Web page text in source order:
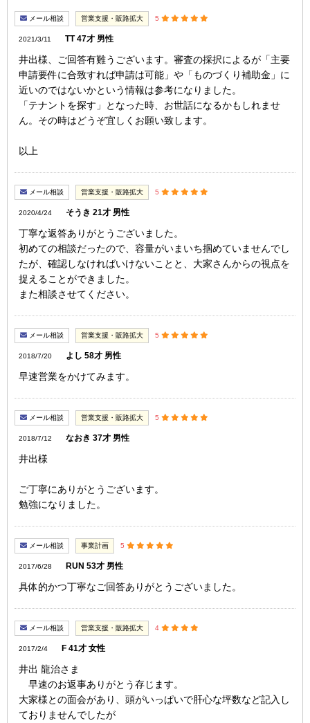
メール相談 営業支援・販路拡大 5
2021/3/11 TT 47才 男性
井出様、ご回答有難うございます。審査の採択によるが「主要
申請要件に合致すれば申請は可能」や「ものづくり補助金」に
近いのではないかという情報は参考になりました。
「テナントを探す」となった時、お世話になるかもしれませ
ん。その時はどうぞ宜しくお願い致します。
以上
メール相談 営業支援・販路拡大 5
2020/4/24 そうき 21才 男性
丁寧な返答ありがとうございました。
初めての相談だったので、容量がいまいち掴めていませんでし
たが、確認しなければいけないことと、大家さんからの視点を
捉えることができました。
また相談させてください。
メール相談 営業支援・販路拡大 5
2018/7/20 よし 58才 男性
早速営業をかけてみます。
メール相談 営業支援・販路拡大 5
2018/7/12 なおき 37才 男性
井出様
ご丁寧にありがとうございます。
勉強になりました。
メール相談 事業計画 5
2017/6/28 RUN 53才 男性
具体的かつ丁寧なご回答ありがとうございました。
メール相談 営業支援・販路拡大 4
2017/2/4 F 41才 女性
井出 龍治さま
早速のお返事ありがとう存じます。
大家様との面会があり、頭がいっぱいで肝心な坪数など記入し
ておりませんでしたが